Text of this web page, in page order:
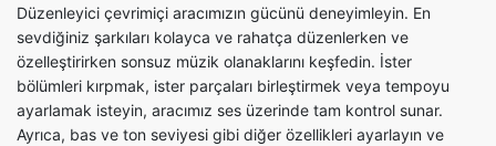
ayarlamak isteyin, aracımız ses üzerinde tam kontrol sunar.
Ayrıca, bas ve ton seviyesi gibi diğer özellikleri ayarlayın ve
müziğinizi mükemmel bir şekilde özelleştirin.